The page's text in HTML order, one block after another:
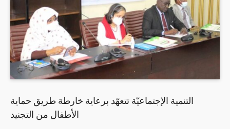
التنمية الإجتماعيّة تتعهّد برعاية خارطة طريق حماية
الأطفال من التجنيد